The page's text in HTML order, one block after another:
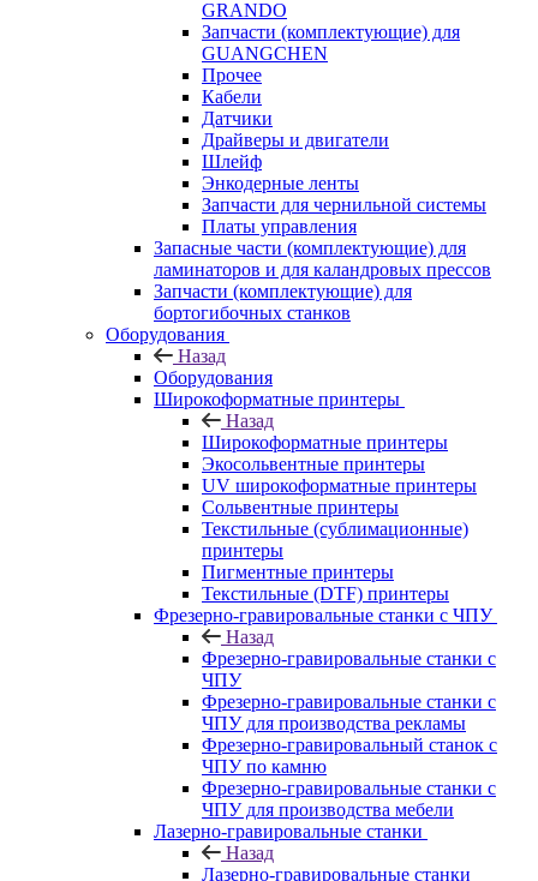
GRANDO
Запчасти (комплектующие) для
GUANGCHEN
Прочее
Кабели
Датчики
Драйверы и двигатели
Шлейф
Энкодерные ленты
Запчасти для чернильной системы
Платы управления
Запасные части (комплектующие) для
ламинаторов и для каландровых прессов
Запчасти (комплектующие) для
бортогибочных станков
Оборудования
Назад
Оборудования
Широкоформатные принтеры
Назад
Широкоформатные принтеры
Экосольвентные принтеры
UV широкоформатные принтеры
Сольвентные принтеры
Текстильные (сублимационные)
принтеры
Пигментные принтеры
Текстильные (DTF) принтеры
Фрезерно-гравировальные станки с ЧПУ
Назад
Фрезерно-гравировальные станки с
ЧПУ
Фрезерно-гравировальные станки с
ЧПУ для производства рекламы
Фрезерно-гравировальный станок с
ЧПУ по камню
Фрезерно-гравировальные станки с
ЧПУ для производства мебели
Лазерно-гравировальные станки
Назад
Лазерно-гравировальные станки